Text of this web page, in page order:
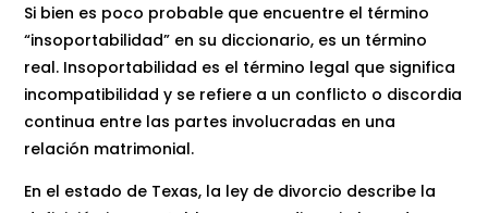
Si bien es poco probable que encuentre el término
“insoportabilidad” en su diccionario, es un término
real. Insoportabilidad es el término legal que significa
incompatibilidad y se refiere a un conflicto o discordia
continua entre las partes involucradas en una
relación matrimonial.
En el estado de Texas, la ley de divorcio describe la